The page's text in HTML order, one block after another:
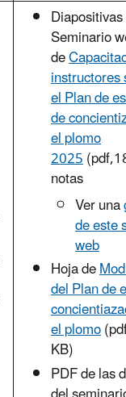
Seminario
de
instructores
el Plan de
de
el plomo
2025
notas
Ver una
de este
web
Hoja de
del Plan de
el plomo
KB)
PDF de las